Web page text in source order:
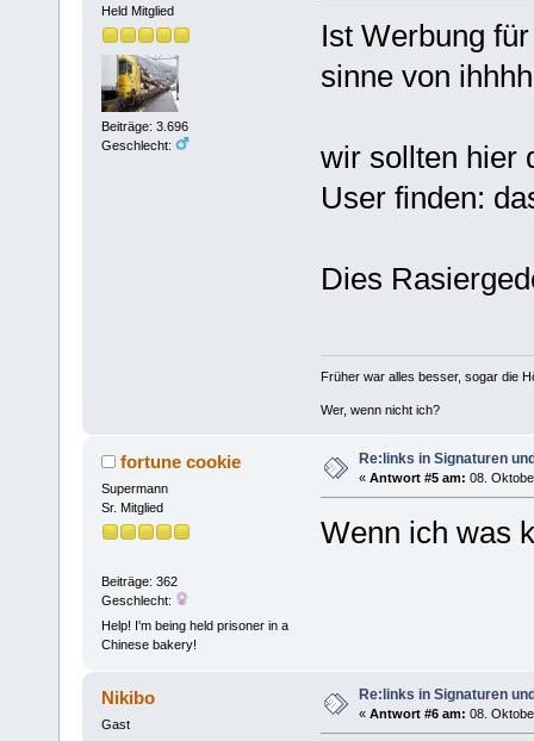
Held Mitglied
Beiträge: 3.696
Geschlecht:
Ist Werbung
sinne von
wir sollten hier
User finden:
Dies
Früher war alles besser, sogar die
Wer, wenn nicht ich?
fortune cookie
Supermann
Sr. Mitglied
Beiträge: 362
Geschlecht:
Help! I'm being held prisoner in a
Chinese bakery!
Re:links in Signaturen
« Antwort #5 am: 08.
Wenn ich was
Nikibo
Gast
Re:links in Signaturen
« Antwort #6 am: 08.